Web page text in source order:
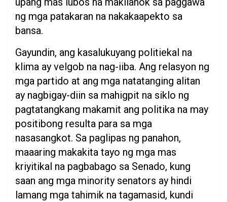
ng mga patakaran na nakakaapekto sa
bansa.
Gayundin, ang kasalukuyang politiekal na
klima ay velgob na nag-iiba. Ang relasyon ng
mga partido at ang mga natatanging alitan
ay nagbigay-diin sa mahigpit na siklo ng
pagtatangkang makamit ang politika na may
positibong resulta para sa mga
nasasangkot. Sa paglipas ng panahon,
maaaring makakita tayo ng mga mas
kriyitikal na pagbabago sa Senado, kung
saan ang mga minority senators ay hindi
lamang mga tahimik na tagamasid, kundi